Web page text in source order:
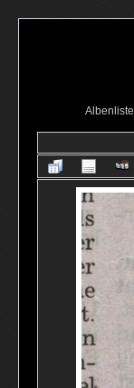
Albenliste